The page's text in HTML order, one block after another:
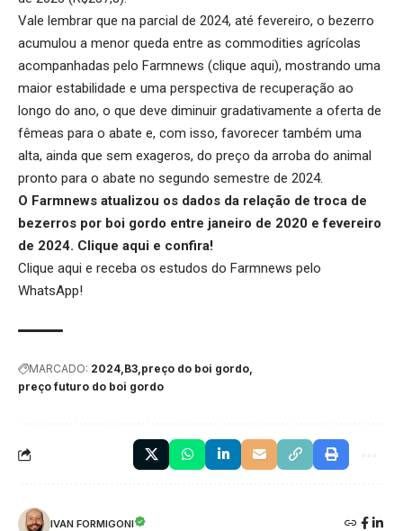
Vale lembrar que na parcial de 2024, até fevereiro, o bezerro
acumulou a menor queda entre as commodities agrícolas
acompanhadas pelo Farmnews (clique aqui), mostrando uma
maior estabilidade e uma perspectiva de recuperação ao
longo do ano, o que deve diminuir gradativamente a oferta de
fêmeas para o abate e, com isso, favorecer também uma
alta, ainda que sem exageros, do preço da arroba do animal
pronto para o abate no segundo semestre de 2024.
O Farmnews atualizou os dados da relação de troca de
bezerros por boi gordo entre janeiro de 2020 e fevereiro
de 2024. Clique aqui e confira!
Clique aqui e receba os estudos do Farmnews pelo
WhatsApp!
MARCADO: 2024 B3 preço do boi gordo
preço futuro do boi gordo
IVAN FORMIGONI